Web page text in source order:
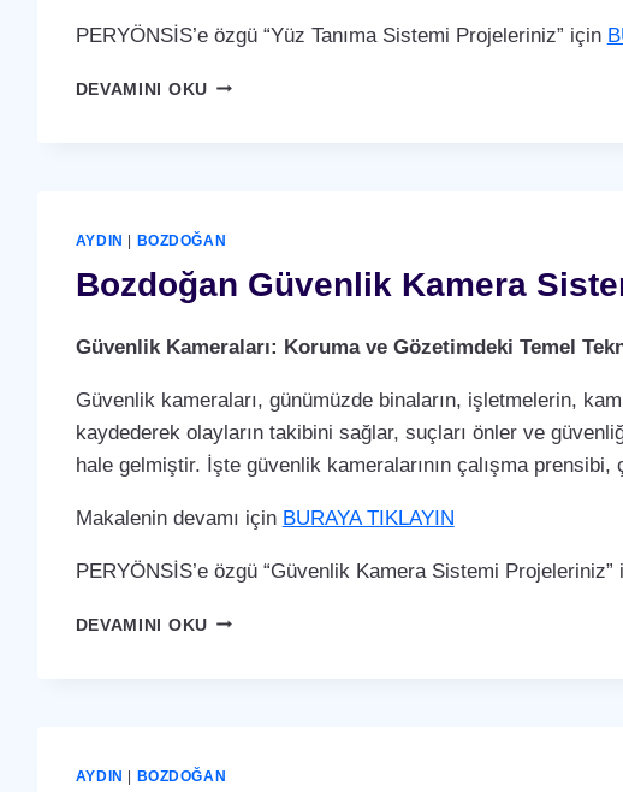
PERYÖNSİS’e özgü “Yüz Tanıma Sistemi Projeleriniz” için
DEVAMINI OKUBOZDOĞAN
AYDIN | BOZDOĞAN
Bozdoğan Güvenlik Kamera
Güvenlik Kameraları: Koruma ve Gözetimdeki Temel
Güvenlik kameraları, günümüzde binaların, işletmelerin,
kaydederek olayların takibini sağlar, suçları önler ve
hale gelmiştir. İşte güvenlik kameralarının çalışma
Makalenin devamı için BURAYA TIKLAYIN
PERYÖNSİS’e özgü “Güvenlik Kamera Sistemi Projeleriniz”
DEVAMINI OKUBOZDOĞAN
AYDIN | BOZDOĞAN